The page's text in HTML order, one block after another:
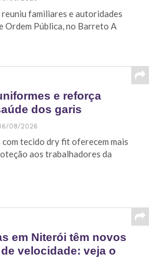
familiares e autoridades
Ordem Pública, no Barreto A
e reforça
dos garis
08/2026
tecido dry fit oferecem mais
aos trabalhadores da
em Niterói têm novos
velocidade: veja o